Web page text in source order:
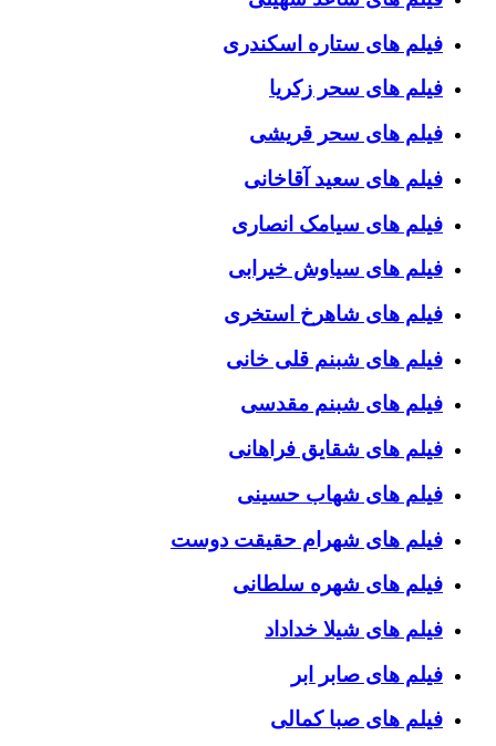
فیلم های ستاره اسکندری
فیلم های سحر زکریا
فیلم های سحر قریشی
فیلم های سعید آقاخانی
فیلم های سیامک انصاری
فیلم های سیاوش خیرابی
فیلم های شاهرخ استخری
فیلم های شبنم قلی خانی
فیلم های شبنم مقدسی
فیلم های شقایق فراهانی
فیلم های شهاب حسینی
فیلم های شهرام حقیقت دوست
فیلم های شهره سلطانی
فیلم های شیلا خداداد
فیلم های صابر ابر
فیلم های صبا کمالی